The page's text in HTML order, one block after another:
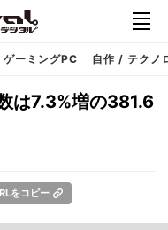
ゲーミングPC 自作 / テクノ
は7.3%増の381.6
をコピー